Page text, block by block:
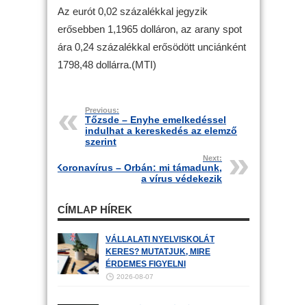
Az eurót 0,02 százalékkal jegyzik
erősebben 1,1965 dolláron, az arany spot
ára 0,24 százalékkal erősödött unciánként
1798,48 dollárra.(MTI)
Previous:
Tőzsde – Enyhe emelkedéssel
indulhat a kereskedés az elemző
szerint
Next:
Koronavírus – Orbán: mi támadunk,
a vírus védekezik
CÍMLAP HÍREK
VÁLLALATI NYELVISKOLÁT
KERES? MUTATJUK, MIRE
ÉRDEMES FIGYELNI
2026-08-07